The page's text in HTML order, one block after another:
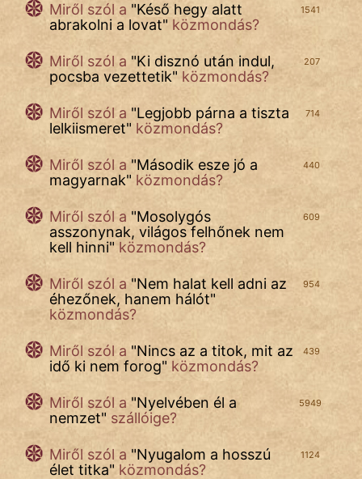
Láron Ádám
mikkamakka
vörös ördög
nagyöreg
NapHold
Név nélkül
pszichopati
szegény legény
Hoffer Botond
szemfüles
1541
Miről szól a "Késő hegy alatt
abrakolni a lovat" közmondás?
207
Miről szól a "Ki disznó után indul,
pocsba vezettetik" közmondás?
714
Miről szól a "Legjobb párna a tiszta
lelkiismeret" közmondás?
440
Miről szól a "Második esze jó a
magyarnak" közmondás?
609
Miről szól a "Mosolygós
asszonynak, világos felhőnek nem
kell hinni" közmondás?
954
Miről szól a "Nem halat kell adni az
éhezőnek, hanem hálót"
közmondás?
439
Miről szól a "Nincs az a titok, mit az
idő ki nem forog" közmondás?
5949
Miről szól a "Nyelvében él a
nemzet" szállóige?
1124
Miről szól a "Nyugalom a hosszú
élet titka"közmondás?